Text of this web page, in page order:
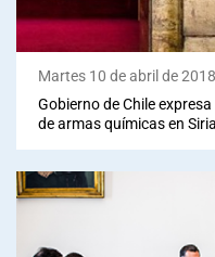
Martes 10 de abril de 2018
Gobierno de Chile
de armas químicas en Siria